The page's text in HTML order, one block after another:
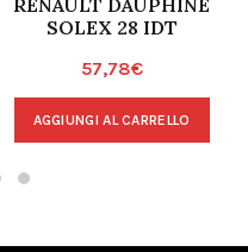
RENAULT DAUPHINE
SOLEX 28 IDT
57,78€
AGGIUNGI AL CARRELLO